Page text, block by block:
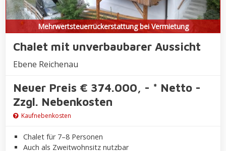
Mehrwertsteuerrückerstattung bei Vermietung
Chalet mit unverbaubarer Aussicht
Ebene Reichenau
Neuer Preis € 374.000, - * Netto -
Zzgl. Nebenkosten
Kaufnebenkosten
Chalet für 7–8 Personen
Auch als Zweitwohnsitz nutzbar